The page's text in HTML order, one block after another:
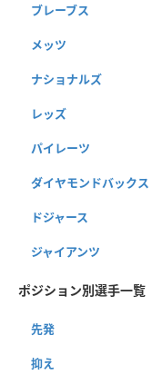
ブレーブス
メッツ
ナショナルズ
レッズ
パイレーツ
ダイヤモンドバックス
ドジャース
ジャイアンツ
ポジション別選手一覧
先発
抑え